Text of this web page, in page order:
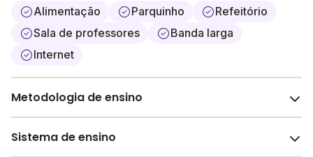
Alimentação
Parquinho
Refeitório
Sala de professores
Banda larga
Internet
Metodologia de ensino
Tradicional
Sistema de ensino